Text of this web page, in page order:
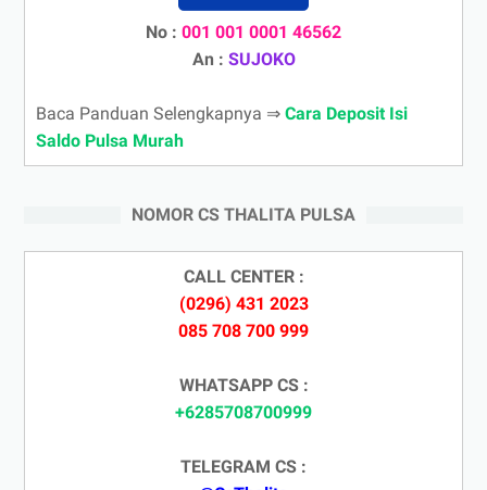
No : 001 001 0001 46562
An : SUJOKO
Baca Panduan Selengkapnya ⇒ Cara Deposit Isi
Saldo Pulsa Murah
NOMOR CS THALITA PULSA
CALL CENTER :
(0296) 431 2023
085 708 700 999
WHATSAPP CS :
+6285708700999
TELEGRAM CS :